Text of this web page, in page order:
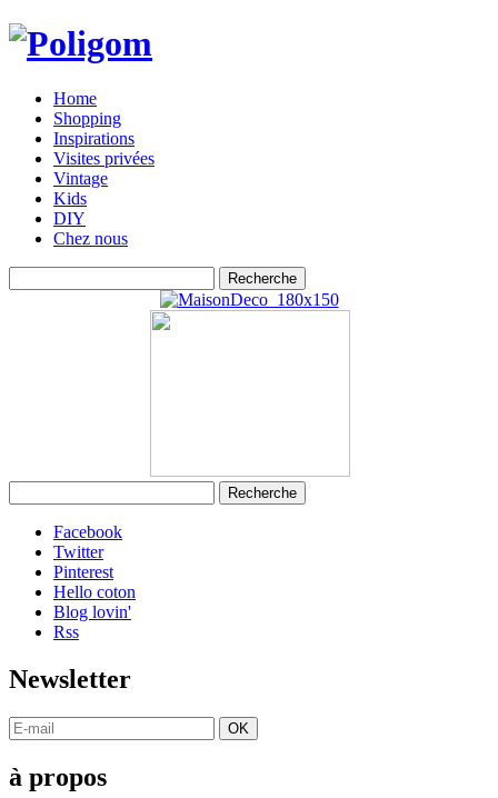
Home
Shopping
Inspirations
Visites privées
Vintage
Kids
DIY
Chez nous
Facebook
Twitter
Pinterest
Hello coton
Blog lovin'
Rss
Newsletter
OK
à propos